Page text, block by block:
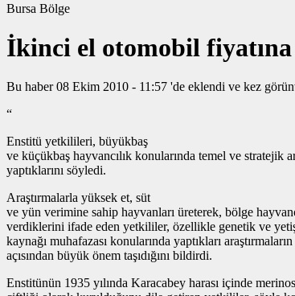
Bursa Bölge
İkinci el otomobil
Bu haber 08 Ekim 2010 - 11:57 'de eklendi ve kez
“
Enstitü yetkilileri, büyükbaş
ve küçükbaş hayvancılık konularında temel ve stratejik
yaptıklarını söyledi.
Araştırmalarla yüksek et, süt
ve yün verimine sahip hayvanları üreterek, bölge
verdiklerini ifade eden yetkililer, özellikle genetik ve
kaynağı muhafazası konularında yaptıkları
açısından büyük önem taşıdığını bildirdi.
Enstitünün 1935 yılında Karacabey harası içinde merinos